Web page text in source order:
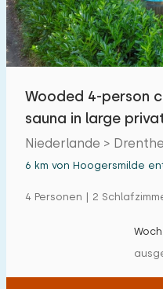
Wooded 4-person
sauna in large
Niederlande >
6 km von Hoogersmilde
4 Personen | 2